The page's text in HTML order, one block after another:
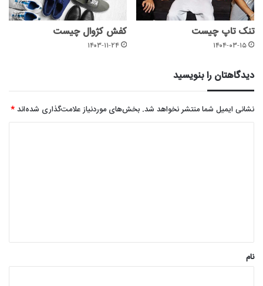
تنک تاپ چیست
۱۴۰۴-۰۳-۱۵
کفش کژوال چیست
۱۴۰۳-۱۱-۲۴
دیدگاهتان را بنویسید
نشانی ایمیل شما منتشر نخواهد شد. بخش‌های موردنیاز علامت‌گذاری شده‌اند*
نام